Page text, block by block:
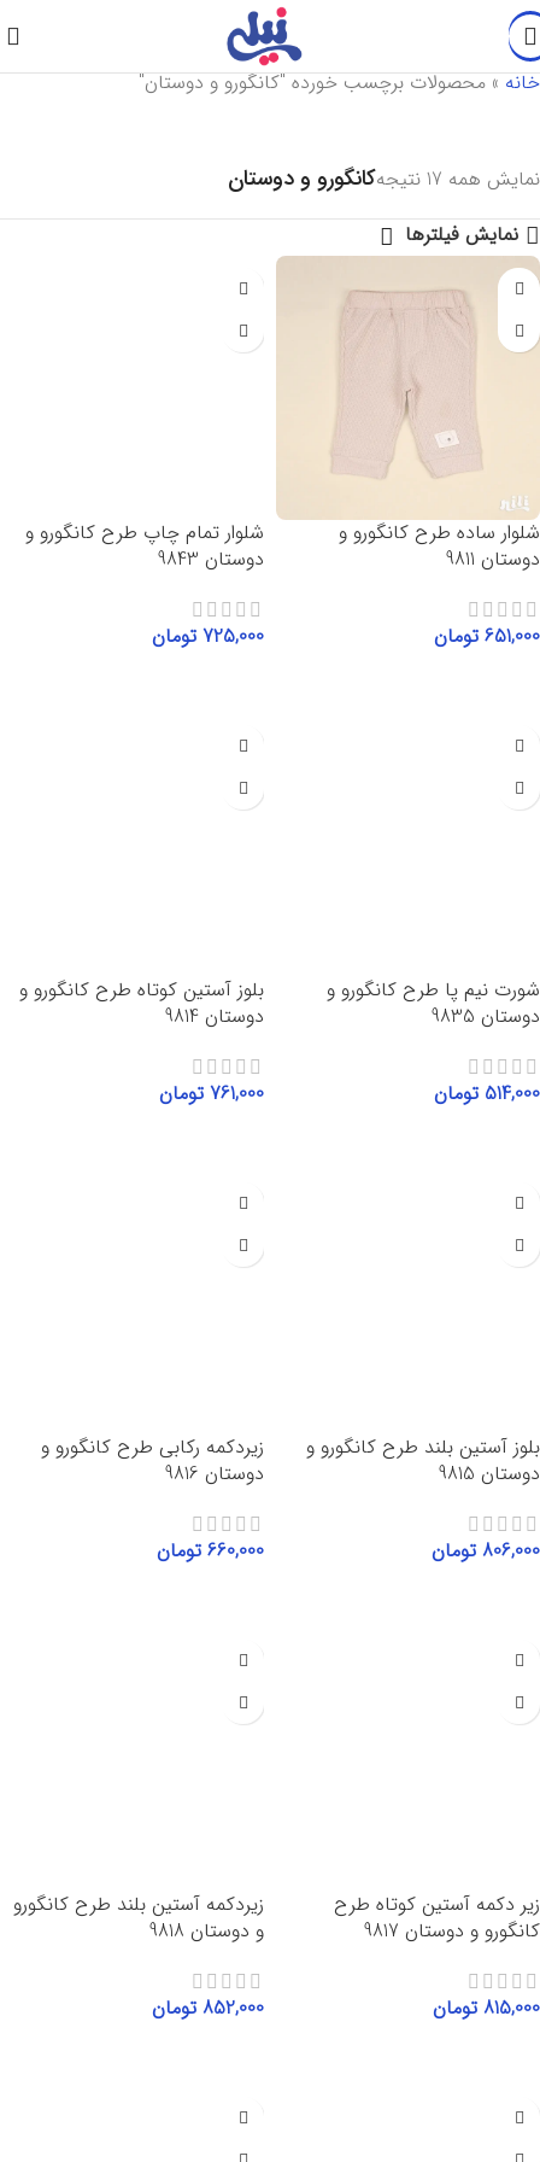
خانه»محصولات برچسب خورده "کانگورو و دوستان"
نمایش همه 17 نتیجه کانگورو و دوستان
نمایش فیلترها
شلوار ساده طرح کانگورو و
دوستان 9811
651,000 تومان
شلوار تمام چاپ طرح کانگورو و
دوستان 9843
725,000 تومان
شورت نیم پا طرح کانگورو و
دوستان 9835
514,000 تومان
بلوز آستین کوتاه طرح کانگورو و
دوستان 9814
761,000 تومان
بلوز آستین بلند طرح کانگورو و
دوستان 9815
806,000 تومان
زیردکمه رکابی طرح کانگورو و
دوستان 9816
660,000 تومان
زیر دکمه آستین کوتاه طرح
کانگورو و دوستان 9817
815,000 تومان
زیردکمه آستین بلند طرح کانگورو
و دوستان 9818
852,000 تومان